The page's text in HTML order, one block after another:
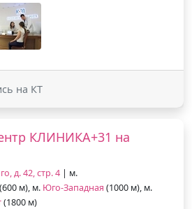
на КТ
КЛИНИКА+31 на
д. 42, стр. 4 | м.
(600 м), м. Юго-Западная (1000 м), м.
(1800 м)